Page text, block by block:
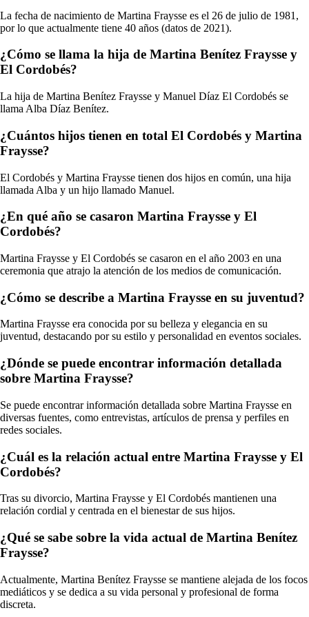
La fecha de nacimiento de Martina Fraysse es el 26 de julio de 1981,
por lo que actualmente tiene 40 años (datos de 2021).
¿Cómo se llama la hija de Martina Benítez Fraysse y
El Cordobés?
La hija de Martina Benítez Fraysse y Manuel Díaz El Cordobés se
llama Alba Díaz Benítez.
¿Cuántos hijos tienen en total El Cordobés y Martina
Fraysse?
El Cordobés y Martina Fraysse tienen dos hijos en común, una hija
llamada Alba y un hijo llamado Manuel.
¿En qué año se casaron Martina Fraysse y El
Cordobés?
Martina Fraysse y El Cordobés se casaron en el año 2003 en una
ceremonia que atrajo la atención de los medios de comunicación.
¿Cómo se describe a Martina Fraysse en su juventud?
Martina Fraysse era conocida por su belleza y elegancia en su
juventud, destacando por su estilo y personalidad en eventos sociales.
¿Dónde se puede encontrar información detallada
sobre Martina Fraysse?
Se puede encontrar información detallada sobre Martina Fraysse en
diversas fuentes, como entrevistas, artículos de prensa y perfiles en
redes sociales.
¿Cuál es la relación actual entre Martina Fraysse y El
Cordobés?
Tras su divorcio, Martina Fraysse y El Cordobés mantienen una
relación cordial y centrada en el bienestar de sus hijos.
¿Qué se sabe sobre la vida actual de Martina Benítez
Fraysse?
Actualmente, Martina Benítez Fraysse se mantiene alejada de los focos
mediáticos y se dedica a su vida personal y profesional de forma
discreta.